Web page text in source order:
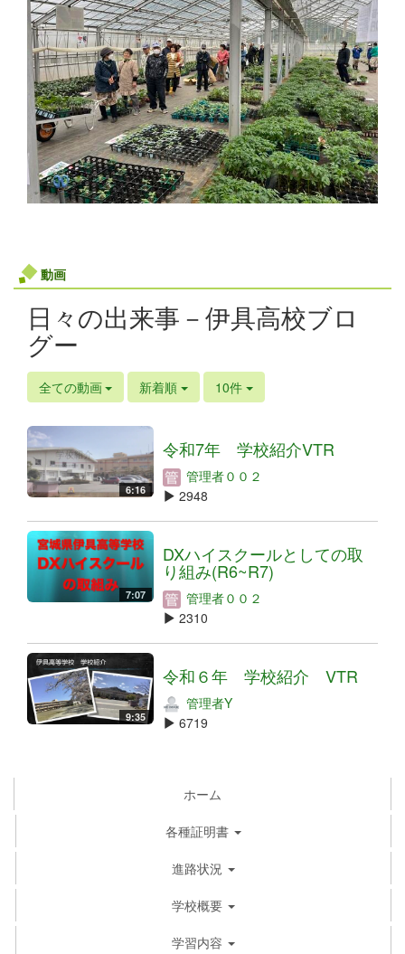
動画
日々の出来事－伊具高校ブロ
グー
全ての動画 新着順 10件
6:16
令和7年 学校紹介VTR
管理者００２
2948
7:07
DXハイスクールとしての取
り組み(R6~R7)
管理者００２
2310
9:35
令和６年 学校紹介 VTR
管理者Y
6719
ホーム
各種証明書
進路状況
学校概要
学習内容